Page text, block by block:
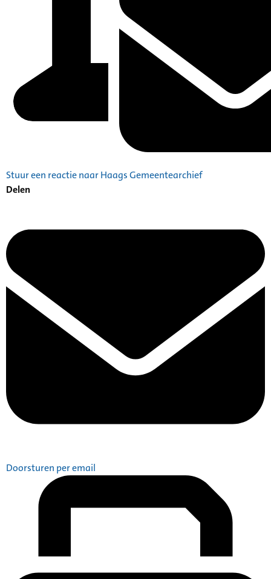
Stuur een reactie naar Haags Gemeentearchief
Delen
Doorsturen per email